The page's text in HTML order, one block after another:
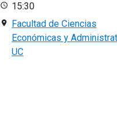
15:30
Facultad de Ciencias
Económicas y
UC